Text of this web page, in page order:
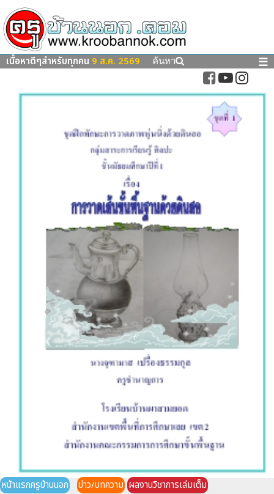
เนื้อหาดีๆสำหรับทุกคน 9 ส.ค. 2569 ค้นหา ☰
หน้าแรกครูบ้านนอก ข่าว/บทความ ผลงานวิชาการเล่มเต็ม